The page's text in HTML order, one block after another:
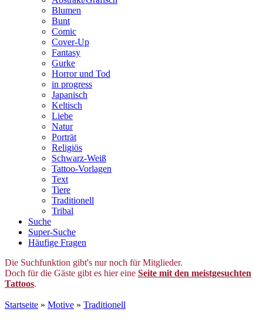
Blumen
Bunt
Comic
Cover-Up
Fantasy
Gurke
Horror und Tod
in progress
Japanisch
Keltisch
Liebe
Natur
Porträt
Religiös
Schwarz-Weiß
Tattoo-Vorlagen
Text
Tiere
Traditionell
Tribal
Suche
Super-Suche
Häufige Fragen
Die Suchfunktion gibt's nur noch für Mitglieder.
Doch für die Gäste gibt es hier eine Seite mit den meistgesuchten
Tattoos.
Startseite » Motive » Traditionell